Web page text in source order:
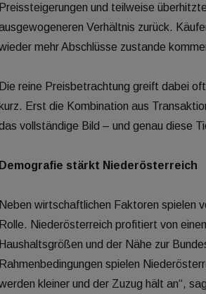
Preissteigerungen und teilweise
Verhältnis zurück.
mehr Abschlüsse zustande
Die reine Preisbetrachtung greift dabei
kurz. Erst die Kombination aus
vollständige Bild – und genau diese
Demografie stärkt Niederösterreich
Neben wirtschaftlichen Faktoren spielen
Rolle. Niederösterreich profitiert von
Haushaltsgrößen und der Nähe zur
Rahmenbedingungen spielen
kleiner und der Zuzug hält an“,